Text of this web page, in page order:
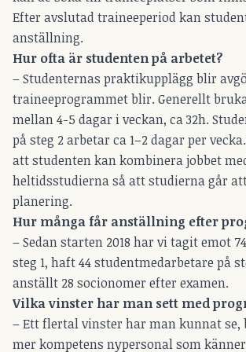
Efter avslutad traineeperiod kan
anställning.
Hur ofta är studenten på arbetet?
– Studenternas praktikupplägg blir
traineeprogrammet blir. Generellt
mellan 4-5 dagar i veckan, ca 32h.
på steg 2 arbetar ca 1–2 dagar per
att studenten kan kombinera jobbet
heltidsstudierna så att studierna går
planering.
Hur många får anställning efter
– Sedan starten 2018 har vi tagit emot
steg 1, haft 44 studentmedarbetare på
anställt 28 socionomer efter examen.
Vilka vinster har man sett med
– Ett flertal vinster har man kunnat se,
mer kompetens nypersonal som